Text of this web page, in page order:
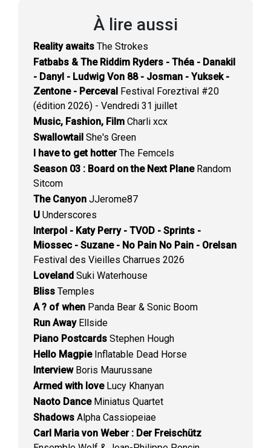
À lire aussi
Reality awaits The Strokes
Fatbabs & The Riddim Ryders - Théa - Danakil
- Danyl - Ludwig Von 88 - Josman - Yuksek -
Zentone - Perceval Festival Foreztival #20
(édition 2026) - Vendredi 31 juillet
Music, Fashion, Film Charli xcx
Swallowtail She's Green
I have to get hotterThe Femcels
Season 03 : Board on the Next PlaneRandom
Sitcom
The Canyon JJerome87
U Underscores
Interpol - Katy Perry - TVOD - Sprints -
Miossec - Suzane - No Pain No Pain - Orelsan
Festival des Vieilles Charrues 2026
Loveland Suki Waterhouse
Bliss Temples
A ? of when Panda Bear & Sonic Boom
Run AwayEllside
Piano Postcards Stephen Hough
Hello MagpieInflatable Dead Horse
InterviewBoris Maurussane
Armed with loveLucy Khanyan
Naoto DanceMiniatus Quartet
Shadows Alpha Cassiopeiae
Carl Maria von Weber : Der Freischütz